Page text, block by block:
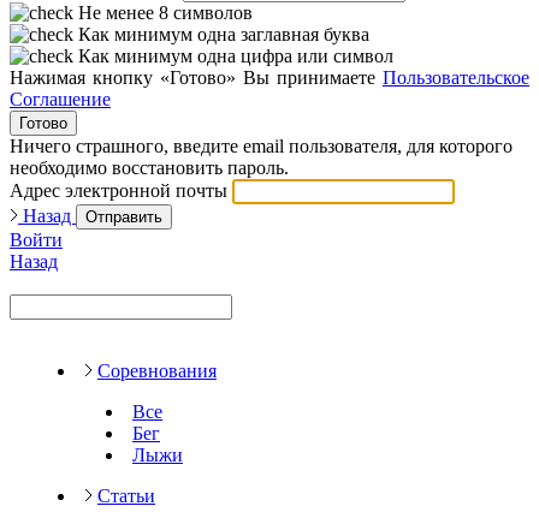
Не менее 8 символов
Как минимум одна заглавная буква
Как минимум одна цифра или символ
Нажимая кнопку «Готово» Вы принимаете Пользовательское
Соглашение
Готово
Ничего страшного, введите email пользователя, для которого
необходимо восстановить пароль.
Адрес электронной почты
Назад
Отправить
Войти
Назад
Соревнования
Все
Бег
Лыжи
Статьи